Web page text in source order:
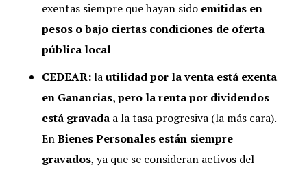
exentas siempre que hayan sido emitidas en
pesos o bajo ciertas condiciones de oferta
pública local
CEDEAR:lautilidad por la venta está exenta
en Ganancias, pero la renta por dividendos
está gravada a la tasa progresiva (la más cara).
EnBienes Personales están siempre
gravados, ya que se consideran activos del